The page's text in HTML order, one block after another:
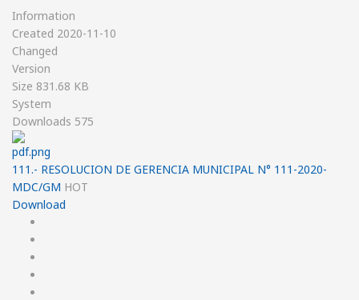
Information
Created 2020-11-10
Changed
Version
Size 831.68 KB
System
Downloads 575
111.- RESOLUCION DE GERENCIA MUNICIPAL N° 111-2020-
MDC/GM HOT
Download